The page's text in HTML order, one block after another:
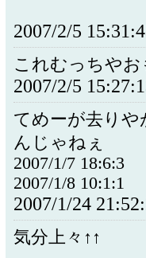
2007/2/5
これむっちやお
2007/2/5
てめーが去り
んじゃねぇ
2007/1/7 18:6:3
2007/1/8 10:1:1
2007/1/24
気分上々↑↑